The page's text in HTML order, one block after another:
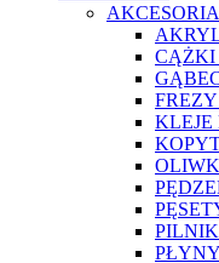
AKCESORIA
CĄŻKI
KLEJE